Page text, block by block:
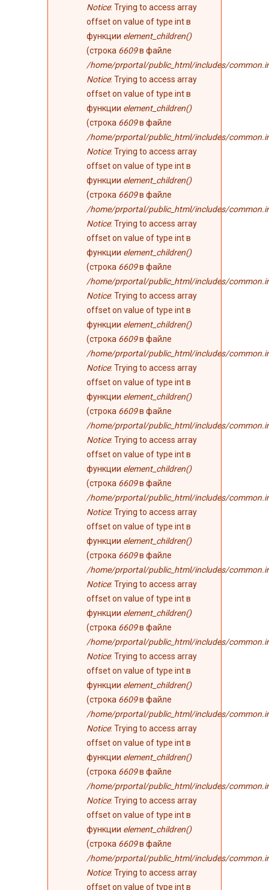
Notice: Trying to access array
offset on value of type int в
функции element_children()
(строка 6609в файле
/home/prportal/public_html/includes/
Notice: Trying to access array
offset on value of type int в
функции element_children()
(строка 6609в файле
/home/prportal/public_html/includes/
Notice: Trying to access array
offset on value of type int в
функции element_children()
(строка 6609в файле
/home/prportal/public_html/includes/
Notice: Trying to access array
offset on value of type int в
функции element_children()
(строка 6609в файле
/home/prportal/public_html/includes/
Notice: Trying to access array
offset on value of type int в
функции element_children()
(строка 6609в файле
/home/prportal/public_html/includes/
Notice: Trying to access array
offset on value of type int в
функции element_children()
(строка 6609в файле
/home/prportal/public_html/includes/
Notice: Trying to access array
offset on value of type int в
функции element_children()
(строка 6609в файле
/home/prportal/public_html/includes/
Notice: Trying to access array
offset on value of type int в
функции element_children()
(строка 6609в файле
/home/prportal/public_html/includes/
Notice: Trying to access array
offset on value of type int в
функции element_children()
(строка 6609в файле
/home/prportal/public_html/includes/
Notice: Trying to access array
offset on value of type int в
функции element_children()
(строка 6609в файле
/home/prportal/public_html/includes/
Notice: Trying to access array
offset on value of type int в
функции element_children()
(строка 6609в файле
/home/prportal/public_html/includes/
Notice: Trying to access array
offset on value of type int в
функции element_children()
(строка 6609в файле
/home/prportal/public_html/includes/
Notice: Trying to access array
offset on value of type int в